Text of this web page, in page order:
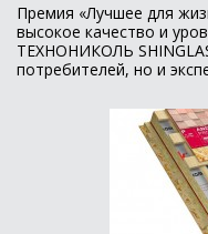
Премия «Лучшее для
высокое качество и
ТЕХНОНИКОЛЬ
потребителей, но и